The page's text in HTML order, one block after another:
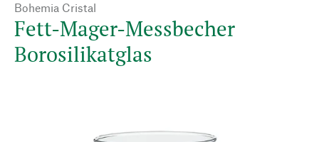
Bohemia Cristal
Fett-Mager-Messbecher
Borosilikatglas